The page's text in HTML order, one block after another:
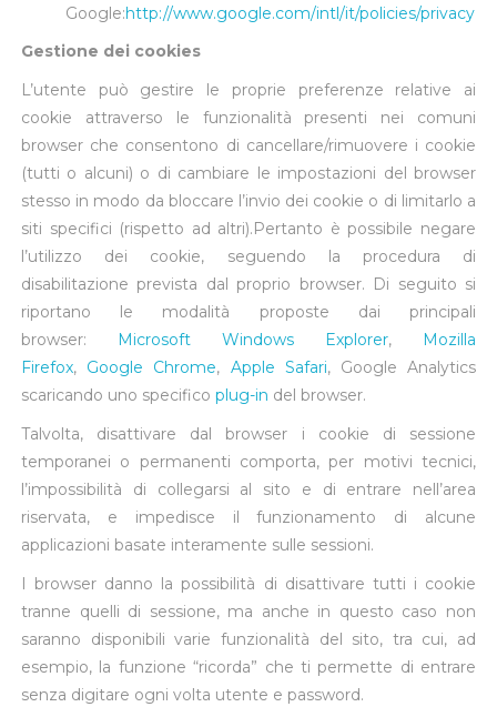
Google:http://www.google.com/intl/it/policies/privacy
Gestione dei cookies
L’utente può gestire le proprie preferenze relative ai
cookie attraverso le funzionalità presenti nei comuni
browser che consentono di cancellare/rimuovere i cookie
(tutti o alcuni) o di cambiare le impostazioni del browser
stesso in modo da bloccare l’invio dei cookie o di limitarlo a
siti specifici (rispetto ad altri).Pertanto è possibile negare
l’utilizzo dei cookie, seguendo la procedura di
disabilitazione prevista dal proprio browser. Di seguito si
riportano le modalità proposte dai principali
browser:
Microsoft Windows Explorer,
Mozilla
Firefox, Google Chrome, Apple Safari, Google Analytics
scaricando uno specifico plug-in del browser.
Talvolta, disattivare dal browser i cookie di sessione
temporanei o permanenti comporta, per motivi tecnici,
l’impossibilità di collegarsi al sito e di entrare nell’area
riservata, e impedisce il funzionamento di alcune
applicazioni basate interamente sulle sessioni.
I browser danno la possibilità di disattivare tutti i cookie
tranne quelli di sessione, ma anche in questo caso non
saranno disponibili varie funzionalità del sito, tra cui, ad
esempio, la funzione “ricorda” che ti permette di entrare
senza digitare ogni volta utente e password.